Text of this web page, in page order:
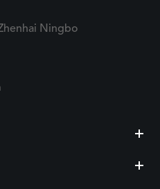
Ningbo